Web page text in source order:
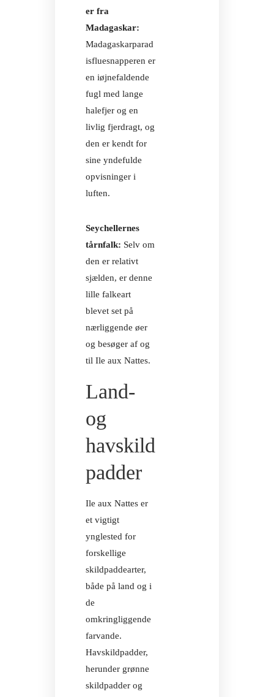
er fra
Madagaskar:
Madagaskarparad
isfluesnapperen er
en iøjnefaldende
fugl med lange
halefjer og en
livlig fjerdragt, og
den er kendt for
sine yndefulde
opvisninger i
luften.
Seychellernes
tårnfalk: Selv om
den er relativt
sjælden, er denne
lille falkeart
blevet set på
nærliggende øer
og besøger af og
til Ile aux Nattes.
Land-
og
havskild
padder
Ile aux Nattes er
et vigtigt
ynglested for
forskellige
skildpaddearter,
både på land og i
de
omkringliggende
farvande.
Havskildpadder,
herunder grønne
skildpadder og